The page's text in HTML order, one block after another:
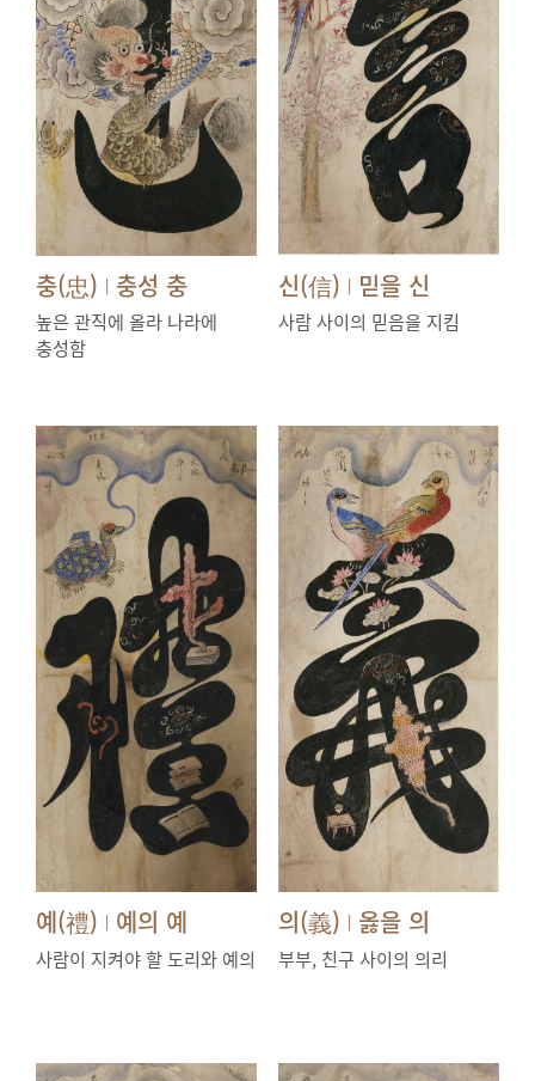
충(忠) | 충성 충
높은 관직에 올라 나라에
충성함
신(信) | 믿을 신
사람 사이의 믿음을 지킴
예(禮) | 예의 예
사람이 지켜야 할 도리와 예의
의(義) | 옳을 의
부부, 친구 사이의 의리